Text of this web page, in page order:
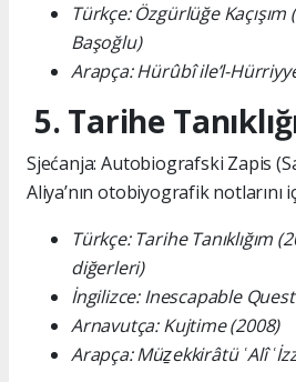
Türkçe: Özgürlüğe
Başoğlu)
Arapça: Hürûbî ile’l-
5. Tarihe
Sjećanja: Autobiografski Zapis
Aliya’nın otobiyografik notlarını
Türkçe: Tarihe Tanıklığım
diğerleri)
İngilizce: Inescapable
Arnavutça: Kujtime (2008)
Arapça: Müẕekkirâtü ʿAlî